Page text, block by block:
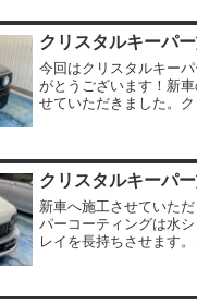
クリスタルキーパ
今回はクリスタルキー
がとうございます！新
せていただきました。
て洗車もラクになりま
店お待ちしております。
クリスタルキーパ
新車へ施工させていた
パーコーティングは水
レイを長持ちさせます
れもはじいて洗車がラ